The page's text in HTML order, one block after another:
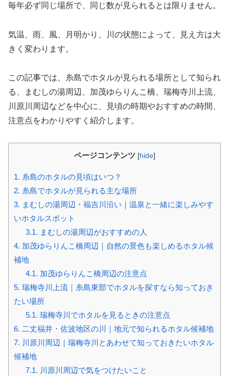
毎年必ず同じ場所で、同じ数が見られるとは限りません。
気温、雨、風、月明かり、川の状態によって、見え方は大
きく変わります。
この記事では、糸島でホタルが見られる場所として知られ
る、まむしの湯周辺、加茂ゆらりんこ橋、瑞梅寺川上流、
川原川周辺などを中心に、見頃の時期やおすすめの時間、
注意点をわかりやすく紹介します。
ページコンテンツ [hide]
1. 糸島のホタルの見頃はいつ？
2. 糸島でホタルが見られる主な場所
3. まむしの湯周辺・福吉川沿い｜温泉と一緒に楽しみやす
いホタルスポット
3.1. まむしの湯周辺がおすすめの人
4. 加茂ゆらりんこ橋周辺｜自然の景色も楽しめるホタル候
補地
4.1. 加茂ゆらりんこ橋周辺の注意点
5. 瑞梅寺川上流｜糸島東部でホタルを探すなら知っておき
たい場所
5.1. 瑞梅寺川でホタルを見るときの注意点
6. 二丈福井・佐波地区の川｜地元で知られるホタル候補地
7. 川原川周辺｜瑞梅寺川とあわせて知っておきたいホタル
候補地
7.1. 川原川周辺で気をつけたいこと